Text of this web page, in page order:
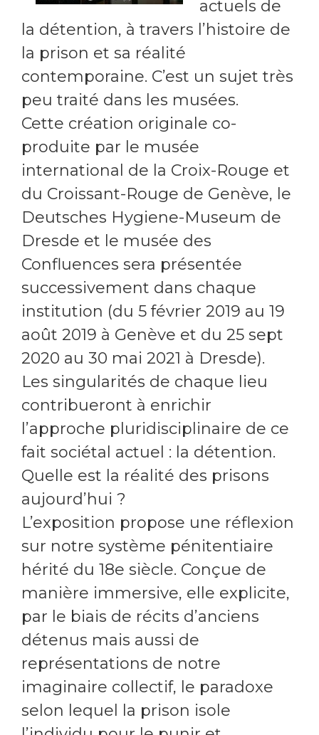
actuels de
la détention, à travers l’histoire de
la prison et sa réalité
contemporaine. C’est un sujet très
peu traité dans les musées.
Cette création originale co-
produite par le musée
international de la Croix-Rouge et
du Croissant-Rouge de Genève, le
Deutsches Hygiene-Museum de
Dresde et le musée des
Confluences sera présentée
successivement dans chaque
institution (du 5 février 2019 au 19
août 2019 à Genève et du 25 sept
2020 au 30 mai 2021 à Dresde).
Les singularités de chaque lieu
contribueront à enrichir
l’approche pluridisciplinaire de ce
fait sociétal actuel : la détention.
Quelle est la réalité des prisons
aujourd’hui ?
L’exposition propose une réflexion
sur notre système pénitentiaire
hérité du 18e siècle. Conçue de
manière immersive, elle explicite,
par le biais de récits d’anciens
détenus mais aussi de
représentations de notre
imaginaire collectif, le paradoxe
selon lequel la prison isole